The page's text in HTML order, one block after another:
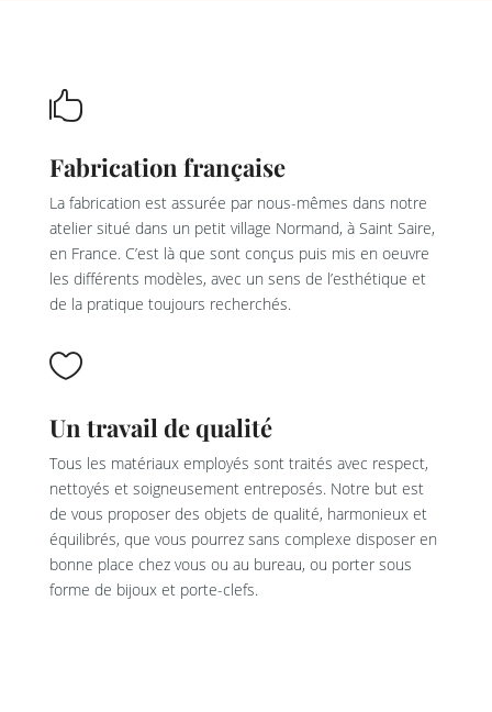

Fabrication française
La fabrication est assurée par nous-mêmes dans notre
atelier situé dans un petit village Normand, à Saint Saire,
en France. C’est là que sont conçus puis mis en oeuvre
les différents modèles, avec un sens de l’esthétique et
de la pratique toujours recherchés.

Un travail de qualité
Tous les matériaux employés sont traités avec respect,
nettoyés et soigneusement entreposés. Notre but est
de vous proposer des objets de qualité, harmonieux et
équilibrés, que vous pourrez sans complexe disposer en
bonne place chez vous ou au bureau, ou porter sous
forme de bijoux et porte-clefs.